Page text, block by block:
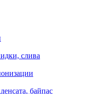
слива
байпас